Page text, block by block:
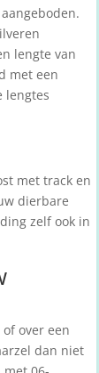
lengte van
met een
lengtes
met track en
dierbare
zelf ook in
of over een
dan niet